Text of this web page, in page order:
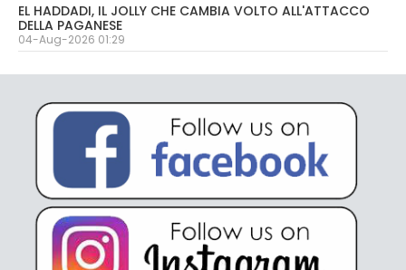
EL HADDADI, IL JOLLY CHE CAMBIA VOLTO ALL'ATTACCO
DELLA PAGANESE
04-Aug-2026 01:29